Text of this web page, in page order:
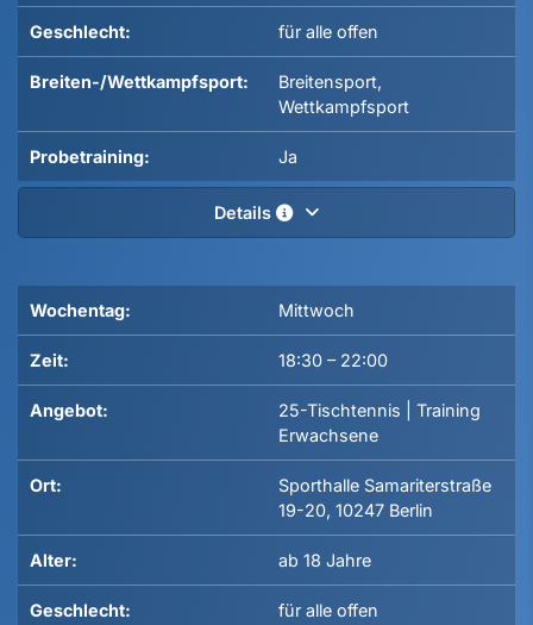
Geschlecht: für alle offen
Breiten-/Wettkampfsport:
Breitensport,
Wettkampfsport
Probetraining: Ja
Details
Wochentag: Mittwoch
Zeit: 18:30 – 22:00
Angebot:
25-Tischtennis | Training
Erwachsene
Ort:
Sporthalle Samariterstraße
19-20, 10247 Berlin
Alter: ab 18 Jahre
Geschlecht: für alle offen